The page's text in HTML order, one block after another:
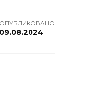
ОПУБЛИКОВАНО
09.08.2024